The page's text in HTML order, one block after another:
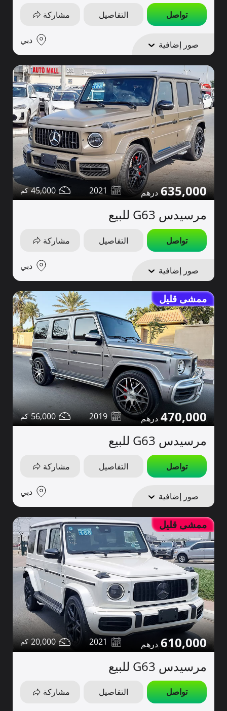
تواصل التفاصيل مشاركة
صور إضافية دبي
635,000
2021
45,000
مرسيدس G63 للبيع
تواصل التفاصيل مشاركة
صور إضافية دبي
ممشى قليل
470,000
2019
56,000
مرسيدس G63 للبيع
تواصل التفاصيل مشاركة
صور إضافية دبي
ممشى قليل
610,000
2021
20,000
مرسيدس G63 للبيع
تواصل التفاصيل مشاركة